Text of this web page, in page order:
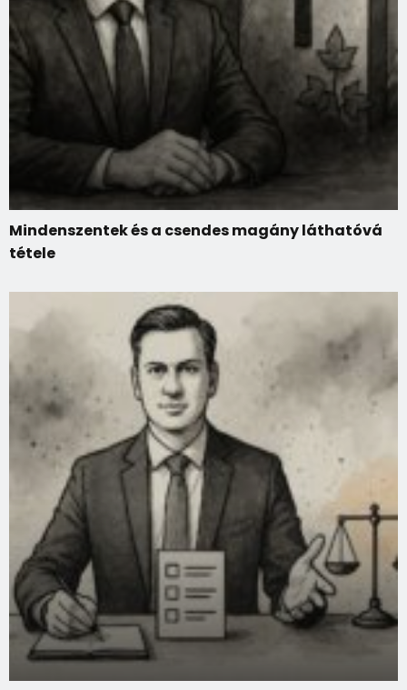
Mindenszentek és a csendes magány láthatóvá
tétele